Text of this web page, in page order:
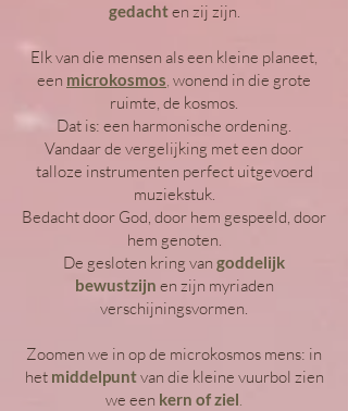
gedachten zij zijn.
Elk van die mensen als een kleine planeet,
een microkosmos, wonend in die grote
ruimte, de kosmos.
Dat is: een harmonische ordening.
Vandaar de vergelijking met een door
talloze instrumenten perfect uitgevoerd
muziekstuk.
Bedacht door God, door hem gespeeld, door
hem genoten.
De gesloten kring van goddelijk
bewustzijn en zijn myriaden
verschijningsvormen.
Zoomen we in op de microkosmos mens: in
het middelpuntvan die kleine vuurbol zien
we een kern of ziel.